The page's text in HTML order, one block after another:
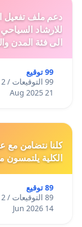
للارشاد
الى فئة المدن
99 توقيع
99 التوقيعات / 12 أشهر
21 Aug 2025
كلنا نتضامن مع
الكلية يلتمسون
89 توقيع
89 التوقيعات / 12 أشهر
14 Jun 2026